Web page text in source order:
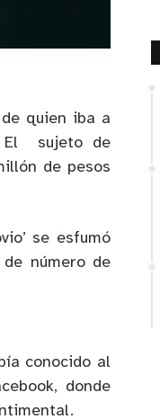
quien iba a
El sujeto de
de pesos
se esfumó
número de
conocido al
donde